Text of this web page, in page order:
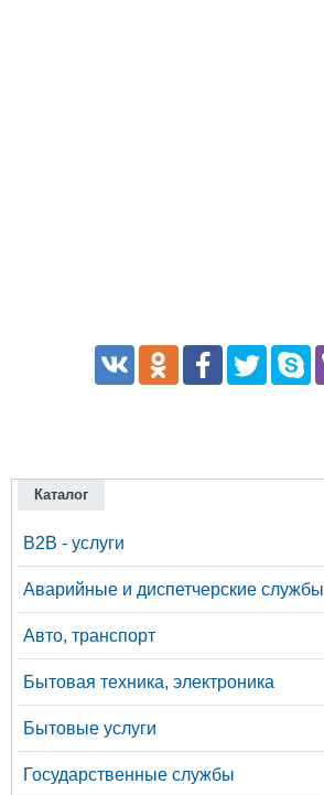
Каталог
B2B - услуги
Аварийные и диспетчерские службы
Авто, транспорт
Бытовая техника, электроника
Бытовые услуги
Государственные службы